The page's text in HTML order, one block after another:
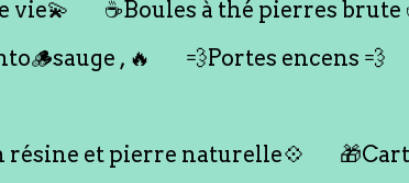
vie💫
☕️Boules à thé pierres brute
, 🔥
💨Portes encens 💨
résine et pierre naturelle💠